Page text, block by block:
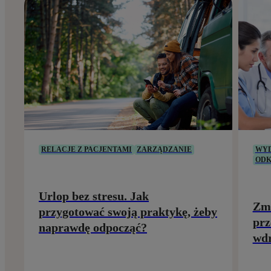
RELACJE Z PACJENTAMI ZARZĄDZANIE
Urlop bez stresu. Jak
przygotować swoją praktykę, żeby
naprawdę odpocząć?